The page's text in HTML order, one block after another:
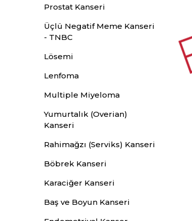
Prostat Kanseri
Üçlü Negatif Meme Kanseri
- TNBC
Lösemi
Lenfoma
Multiple Miyeloma
Yumurtalık (Overian)
Kanseri
Rahimağzı (Serviks) Kanseri
Böbrek Kanseri
Karaciğer Kanseri
Baş ve Boyun Kanseri